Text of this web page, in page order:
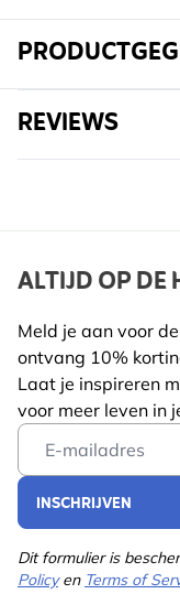
Materiaal :
plastic flessen
Verzending naar
dit product.
Art.nr.
Gewicht
REVIEWS
ALTIJD OP DE
Meld je aan voor
ontvang 10%
Laat je inspireren
voor meer leven in
Email Address
INSCHRIJVEN
Dit formulier is
Policyen Terms of